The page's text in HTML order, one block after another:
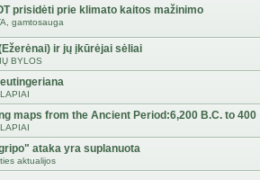
prisidėti prie klimato kaitos mažinimo
gamtosauga
ir jų įkūrėjai sėliai
BYLOS
maps from the Ancient Period:6,200 B.C. to 400
ataka yra suplanuota
aktualijos